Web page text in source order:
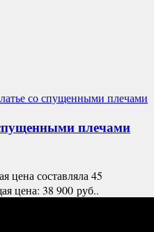
плечами
цена составляла 45
цена: 38 900 руб..